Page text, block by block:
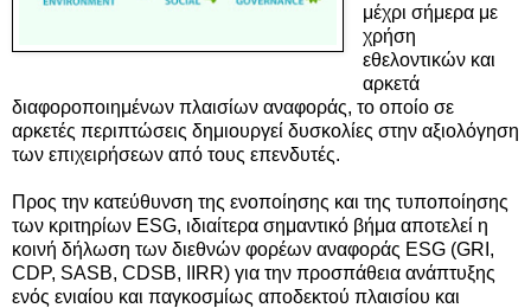
μέχρι σήμερα με
χρήση
εθελοντικών και
αρκετά
διαφοροποιημένων πλαισίων αναφοράς, το οποίο σε
αρκετές περιπτώσεις δημιουργεί δυσκολίες στην αξιολόγηση
των επιχειρήσεων από τους επενδυτές.
Προς την κατεύθυνση της ενοποίησης και της τυποποίησης
των κριτηρίων ESG, ιδιαίτερα σημαντικό βήμα αποτελεί η
κοινή δήλωση των διεθνών φορέων αναφοράς ESG (GRI,
CDP, SASB, CDSB, IIRR) για την προσπάθεια ανάπτυξης
ενός ενιαίου και παγκοσμίως αποδεκτού πλαισίου και